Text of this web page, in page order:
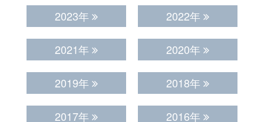
2023年 2022年
2021年 2020年
2019年 2018年
2017年 2016年